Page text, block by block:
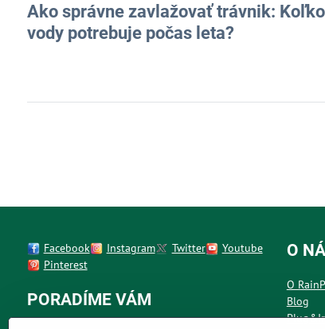
Ako správne zavlažovať trávnik: Koľko
vody potrebuje počas leta?
Facebook Instagram Twitter
Youtube
Pinterest
PORADÍME VÁM
O
O
Blog